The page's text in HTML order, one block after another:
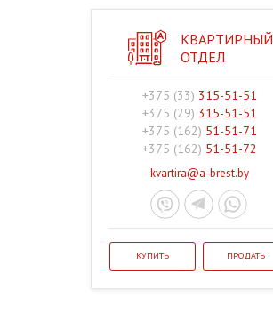
КВАРТИРНЫЙ
ОТДЕЛ
+375 (33) 315-51-51
+375 (29) 315-51-51
+375 (162) 51-51-71
+375 (162) 51-51-72
kvartira@a-brest.by
КУПИТЬ ПРОДАТЬ